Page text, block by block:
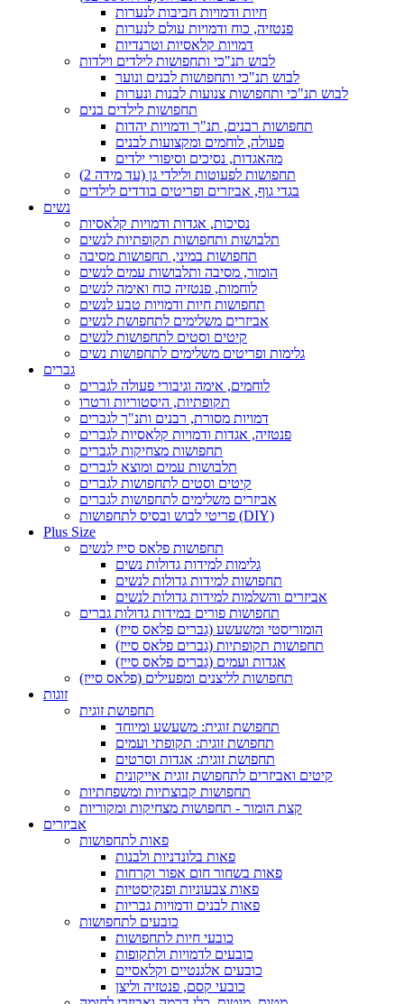
חיות ודמויות חביבות לנערות
פנטזיה, כוח ודמויות עולם לנערות
דמויות קלאסיות וטרנדיות
לבוש תנ"כי ותחפושות לילדים וילדות
לבוש תנ"כי ותחפושות לבנים ונוער
לבוש תנ"כי ותחפושות צנועות לבנות ונערות
תחפושות לילדים בנים
תחפושות רבנים, תנ"ך ודמויות יהדות
פעולה, לוחמים ומקצועות לבנים
מהאגדות, נסיכים וסיפורי ילדים
תחפושות לפעוטות ולילדי גן (עד מידה 2)
בגדי גוף, אביזרים ופריטים בודדים לילדים
נשים
נסיכות, אגדות ודמויות קלאסיות
תלבושות ותחפושות תקופתיות לנשים
תחפושות במיני, תחפושות מסיבה
הומור, מסיבה ותלבושות עמים לנשים
לוחמות, פנטזיה כוח ואימה לנשים
תחפושות חיות ודמויות טבע לנשים
אביזרים משלימים לתחפושת לנשים
קיטים וסטים לתחפושות לנשים
גלימות ופריטים משלימים לתחפושות נשים
גברים
לוחמים, אימה וגיבורי פעולה לגברים
תקופתיות, היסטוריות ורטרו
דמויות מסורת, רבנים ותנ"ך לגברים
פנטזיה, אגדות ודמויות קלאסיות לגברים
תחפושות מצחיקות לגברים
תלבושות עמים ומוצא לגברים
קיטים וסטים לתחפושות לגברים
אביזרים משלימים לתחפושות לגברים
פריטי לבוש ובסיס לתחפושות (DIY)
Plus Size
תחפושות פלאס סייז לנשים
גלימות למידות גדולות נשים
תחפושות למידות גדולות לנשים
אביזרים והשלמות למידות גדולות לנשים
תחפושות פורים במידות גדולות גברים
הומוריסטי ומשעשע (גברים פלאס סייז)
תחפושות תקופתיות (גברים פלאס סייז)
אגדות ועמים (גברים פלאס סייז)
תחפושות לליצנים ומפעילים (פלאס סייז)
זוגות
תחפושת זוגית
תחפושת זוגית: משעשע ומיוחד
תחפושת זוגית: תקופתי ועמים
תחפושת זוגית: אגדות וסרטים
קיטים ואביזרים לתחפושת זוגית אייקונית
תחפושות קבוצתיות ומשפחתיות
קצת הומור - תחפושות מצחיקות ומקוריות
אביזרים
פאות לתחפושות
פאות בלונדניות ולבנות
פאות בשחור חום אפור וקרחות
פאות צבעוניות ופנקיסטיות
פאות לבנים ודמויות גבריות
כובעים לתחפושות
כובעי חיות לתחפושות
כובעים לדמויות ולתקופות
כובעים אלגנטיים וקלאסיים
כובעי קסם, פנטזיה וליצן